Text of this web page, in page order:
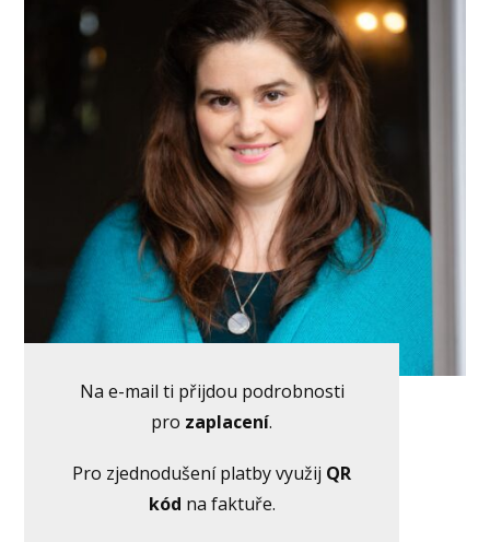
Na e-mail ti přijdou podrobnosti
pro zaplacení.
Pro zjednodušení platby využij QR
kód na faktuře.